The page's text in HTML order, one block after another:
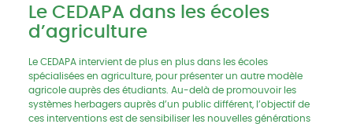
Le CEDAPA dans les écoles
d’agriculture
Le CEDAPA intervient de plus en plus dans les écoles
spécialisées en agriculture, pour présenter un autre modèle
agricole auprès des étudiants. Au-delà de promouvoir les
systèmes herbagers auprès d’un public différent, l’objectif de
ces interventions est de sensibiliser les nouvelles générations